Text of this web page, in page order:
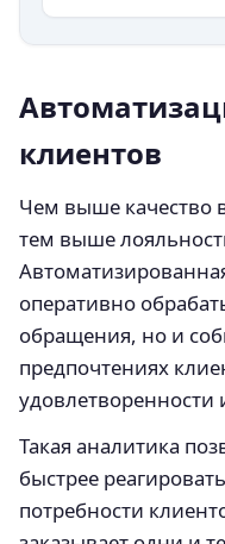
клиентов
Чем выше качество
тем выше
оперативно
обращения, но и
предпочтениях
Такая аналитика
быстрее
потребности